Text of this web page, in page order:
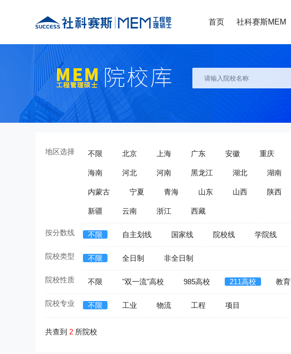
首页 社科赛斯MEM
地区选择 不限 北京 上海 广东 安徽 重庆
海南 河北 河南 黑龙江 湖北 湖南
内蒙古 宁夏 青海 山东 山西 陕西
新疆 云南 浙江 西藏
按分数线 不限 自主划线 国家线 院校线 学院线
院校类型 不限 全日制 非全日制
院校性质 不限 "双一流"高校 985高校 211高校 教
院校专业 不限 工业 物流 工程 项目
共查到 2 所院校